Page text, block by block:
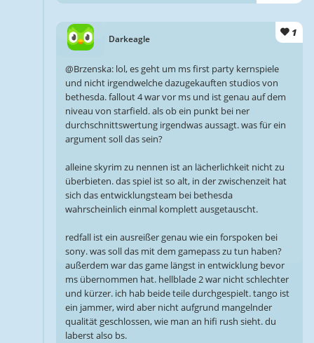
Darkeagle
1
@Brzenska: lol, es geht um ms first party kernspiele
und nicht irgendwelche dazugekauften studios von
bethesda. fallout 4 war vor ms und ist genau auf dem
niveau von starfield. als ob ein punkt bei ner
durchschnittswertung irgendwas aussagt. was für ein
argument soll das sein?
alleine skyrim zu nennen ist an lächerlichkeit nicht zu
überbieten. das spiel ist so alt, in der zwischenzeit hat
sich das entwicklungsteam bei bethesda
wahrscheinlich einmal komplett ausgetauscht.
redfall ist ein ausreißer genau wie ein forspoken bei
sony. was soll das mit dem gamepass zu tun haben?
außerdem war das game längst in entwicklung bevor
ms übernommen hat. hellblade 2 war nicht schlechter
und kürzer. ich hab beide teile durchgespielt. tango ist
ein jammer, wird aber nicht aufgrund mangelnder
qualität geschlossen, wie man an hifi rush sieht. du
laberst also bs.